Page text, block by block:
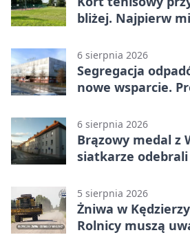
bliżej. Najpierw
6 sierpnia 2026
Segregacja
nowe wsparcie.
6 sierpnia 2026
Brązowy medal z
siatkarze
5 sierpnia 2026
Żniwa w
Rolnicy muszą